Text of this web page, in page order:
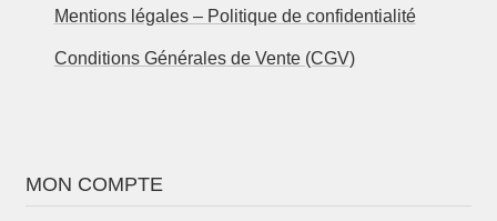
Mentions légales – Politique de confidentialité
Conditions Générales de Vente (CGV)
MON COMPTE